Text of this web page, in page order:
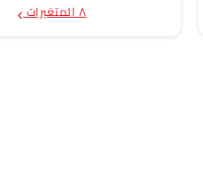
٨ المتغيرات